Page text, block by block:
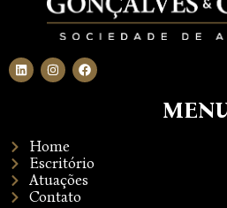
Home
Escritório
Atuações
Contato